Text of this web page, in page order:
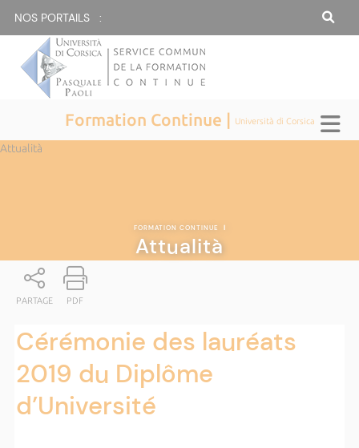
NOS PORTAILS :
Formation Continue | Università di Corsica
Attualità
FORMATION CONTINUE |
Attualità
PARTAGE PDF
Cérémonie des lauréats
2019 du Diplôme
d’Université